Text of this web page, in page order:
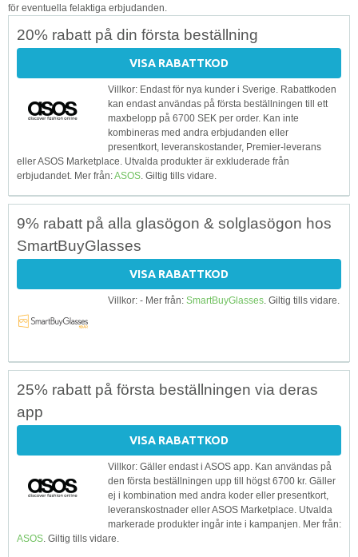
för eventuella felaktiga erbjudanden.
20% rabatt på din första beställning
VISA RABATTKOD
Villkor: Endast för nya kunder i Sverige. Rabattkoden
kan endast användas på första beställningen till ett
maxbelopp på 6700 SEK per order. Kan inte
kombineras med andra erbjudanden eller
presentkort, leveranskostander, Premier-leverans
eller ASOS Marketplace. Utvalda produkter är exkluderade från
erbjudandet. Mer från:ASOS. Giltig tills vidare.
9% rabatt på alla glasögon & solglasögon hos
SmartBuyGlasses
VISA RABATTKOD
Villkor: - Mer från: SmartBuyGlasses. Giltig tills vidare.
25% rabatt på första beställningen via deras
app
VISA RABATTKOD
Villkor: Gäller endast i ASOS app. Kan användas på
den första beställningen upp till högst 6700 kr. Gäller
ej i kombination med andra koder eller presentkort,
leveranskostnader eller ASOS Marketplace. Utvalda
markerade produkter ingår inte i kampanjen. Mer från:
ASOS. Giltig tills vidare.